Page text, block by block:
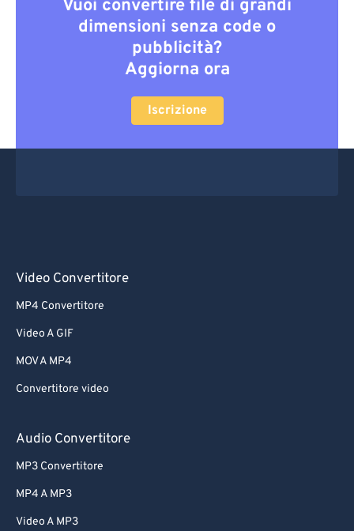
Vuoi convertire file di grandi
dimensioni senza code o
pubblicità?
Aggiorna ora
Iscrizione
Video Convertitore
MP4 Convertitore
Video A GIF
MOV A MP4
Convertitore video
Audio Convertitore
MP3 Convertitore
MP4 A MP3
Video A MP3